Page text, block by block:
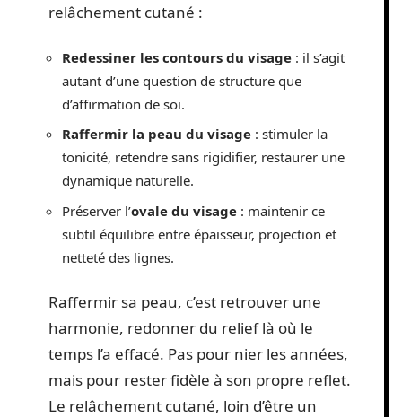
relâchement cutané :
Redessiner les contours du visage : il s’agit
autant d’une question de structure que
d’affirmation de soi.
Raffermir la peau du visage : stimuler la
tonicité, retendre sans rigidifier, restaurer une
dynamique naturelle.
Préserver l’ovale du visage : maintenir ce
subtil équilibre entre épaisseur, projection et
netteté des lignes.
Raffermir sa peau, c’est retrouver une
harmonie, redonner du relief là où le
temps l’a effacé. Pas pour nier les années,
mais pour rester fidèle à son propre reflet.
Le relâchement cutané, loin d’être un